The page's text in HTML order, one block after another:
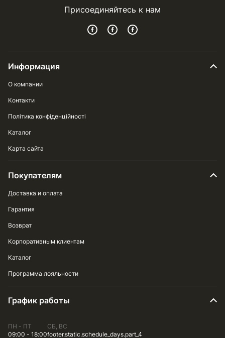
Присоединяйтесь к нам
Информация
О компании
Контакти
Політика конфіденційності
Каталог
Карта сайта
Покупателям
Доставка и оплата
Гарантия
Возврат
Корпоративным клиентам
Каталог
Программа лояльности
График работы
ПН - ПТ
09:00 - 18:00
СБ, ВС
footer.static.schedule_days.part_4